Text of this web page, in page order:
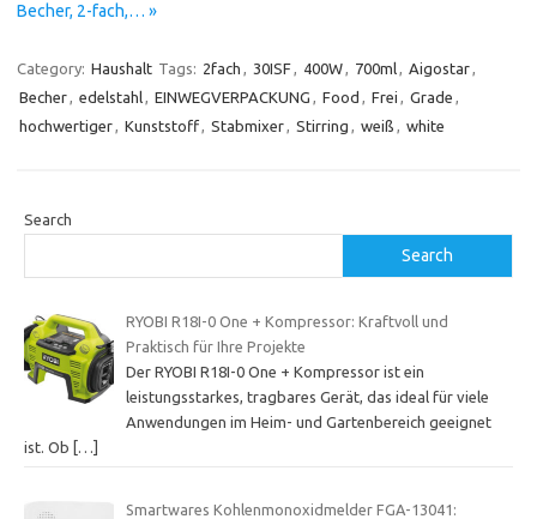
Becher, 2-fach,… »
Category: Haushalt Tags: 2fach , 30ISF, 400W, 700ml, Aigostar,
Becher, edelstahl, EINWEGVERPACKUNG , Food , Frei , Grade ,
hochwertiger, Kunststoff, Stabmixer, Stirring , weiß , white
Search
Search
RYOBI R18I-0 One + Kompressor: Kraftvoll und
Praktisch für Ihre Projekte
Der RYOBI R18I-0 One + Kompressor ist ein
leistungsstarkes, tragbares Gerät, das ideal für viele
Anwendungen im Heim- und Gartenbereich geeignet
ist. Ob
[…]
Smartwares Kohlenmonoxidmelder FGA-13041: